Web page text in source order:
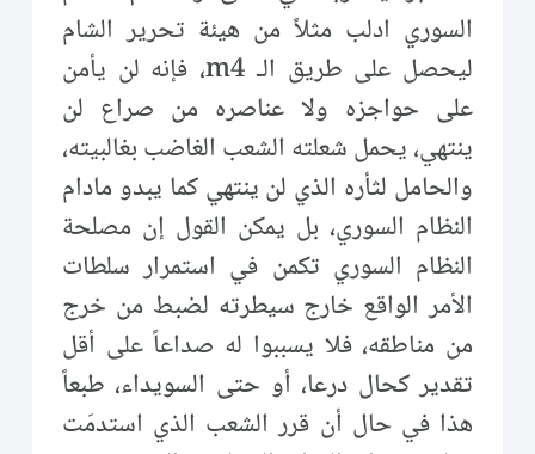
السوري ادلب مثلاً من هيئة تحرير الشام
ليحصل على طريق الـ m4، فإنه لن يأمن
على حواجزه ولا عناصره من صراع لن
ينتهي، يحمل شعلته الشعب الغاضب بغالبيته،
والحامل لثأره الذي لن ينتهي كما يبدو مادام
النظام السوري، بل يمكن القول إن مصلحة
النظام السوري تكمن في استمرار سلطات
الأمر الواقع خارج سيطرته لضبط من خرج
من مناطقه، فلا يسببوا له صداعاً على أقل
تقدير كحال درعا، أو حتى السويداء، طبعاً
هذا في حال أن قرر الشعب الذي استدمَت